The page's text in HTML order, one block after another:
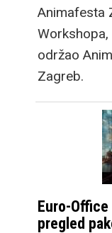
Animafesta
održao
Zagreb.
Euro-
pregled